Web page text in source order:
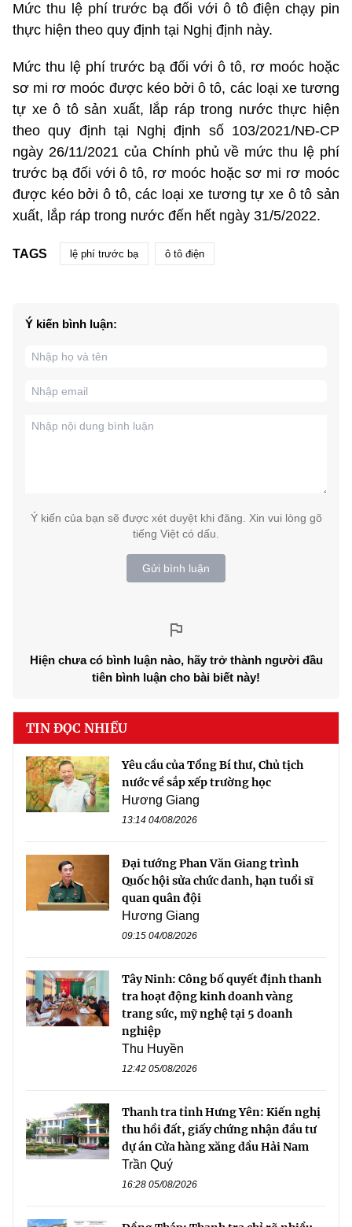
Mức thu lệ phí trước bạ đối với ô tô điện chạy pin
thực hiện theo quy định tại Nghị định này.
Mức thu lệ phí trước bạ đối với ô tô, rơ moóc hoặc
sơ mi rơ moóc được kéo bởi ô tô, các loại xe tương
tự xe ô tô sản xuất, lắp ráp trong nước thực hiện
theo quy định tại Nghị định số 103/2021/NĐ-CP
ngày 26/11/2021 của Chính phủ về mức thu lệ phí
trước bạ đối với ô tô, rơ moóc hoặc sơ mi rơ moóc
được kéo bởi ô tô, các loại xe tương tự xe ô tô sản
xuất, lắp ráp trong nước đến hết ngày 31/5/2022.
TAGS lệ phí trước bạ ô tô điện
Ý kiến bình luận:
Ý kiến của bạn sẽ được xét duyệt khi đăng. Xin vui lòng gõ
tiếng Việt có dấu.
Gửi bình luận
Hiện chưa có bình luận nào, hãy trở thành người đầu
tiên bình luận cho bài biết này!
TIN ĐỌC NHIỀU
Yêu cầu của Tổng Bí thư, Chủ tịch
nước về sắp xếp trường học
Hương Giang
13:14 04/08/2026
Đại tướng Phan Văn Giang trình
Quốc hội sửa chức danh, hạn tuổi sĩ
quan quân đội
Hương Giang
09:15 04/08/2026
Tây Ninh: Công bố quyết định thanh
tra hoạt động kinh doanh vàng
trang sức, mỹ nghệ tại 5 doanh
nghiệp
Thu Huyền
12:42 05/08/2026
Thanh tra tỉnh Hưng Yên: Kiến nghị
thu hồi đất, giấy chứng nhận đầu tư
dự án Cửa hàng xăng dầu Hải Nam
Trần Quý
16:28 05/08/2026